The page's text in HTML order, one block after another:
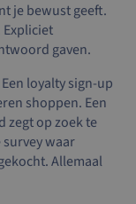
je bewust geeft.
gaven.
loyalty sign-up
shoppen. Een
zegt op zoek te
waar
Allemaal